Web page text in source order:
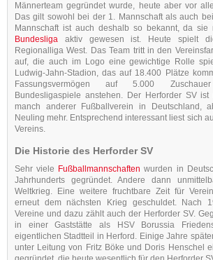
Männerteam gegründet wurde, heute aber vor
Das gilt sowohl bei der 1. Mannschaft als auch
Mannschaft ist auch deshalb so bekannt, da
Bundesliga aktiv gewesen ist. Heute spielt
Regionalliga West. Das Team tritt in den
auf, die auch im Logo eine gewichtige Rolle
Ludwig-Jahn-Stadion, das auf 18.400 Plätze
Fassungsvermögen auf 5.000
Bundesligaspiele anstehen. Der Herforder SV
manch anderer Fußballverein in Deutschland,
Neuling mehr. Entsprechend interessant liest sich
Vereins.
Die Historie des Herforder SV
Sehr viele Fußballmannschaften wurden in
Jahrhunderts gegründet. Andere dann
Weltkrieg. Eine weitere fruchtbare Zeit für
erneut dem nächsten Krieg geschuldet. Nach
Vereine und dazu zählt auch der Herforder SV.
in einer Gaststätte als HSV Borussia
eigentlichen Stadtteil in Herford. Einige Jahre
unter Leitung von Fritz Böke und Doris Henschel